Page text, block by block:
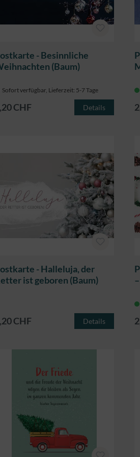
- Besinnliche
(Baum)
Sofort verfügbar, Lieferzeit: 5-7 Tage
CHF Details
- Halleluja, der
ist geboren (Baum)
CHF Details